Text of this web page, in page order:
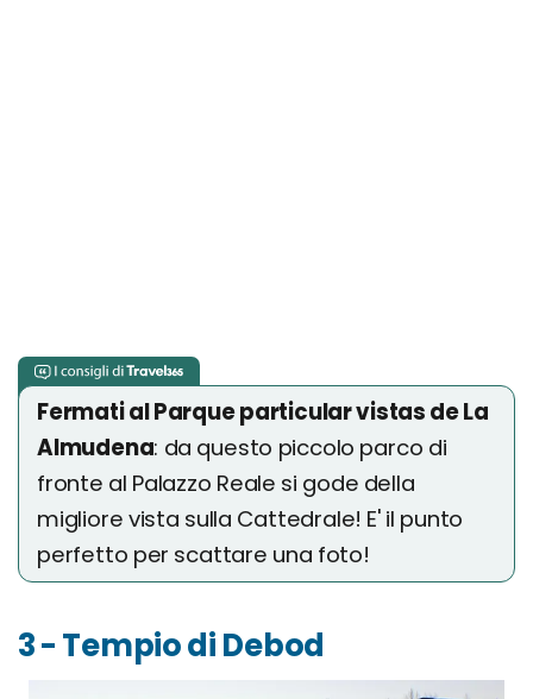
Fermati al Parque particular vistas de La
Almudena: da questo piccolo parco di
fronte al Palazzo Reale si gode della
migliore vista sulla Cattedrale! E' il punto
perfetto per scattare una foto!
3 - Tempio di Debod